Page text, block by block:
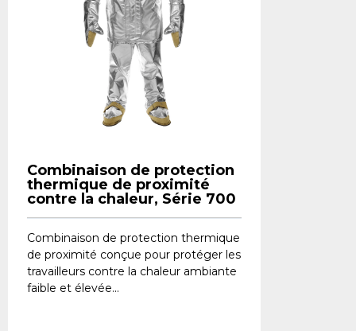
Combinaison de protection
thermique de proximité
contre la chaleur, Série 700
Combinaison de protection thermique
de proximité conçue pour protéger les
travailleurs contre la chaleur ambiante
faible et élevée...